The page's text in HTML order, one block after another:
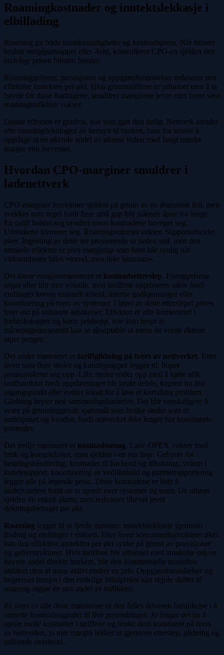
Roamingkostnader og inntektslekkasje i
elbillading
Roaming gir både inntektsmuligheter og kostnadspress. Når bilister
bruker tredjepartsapper eller -kort, kontrollerer CPO-en sjelden den
endelige prisen bilisten betaler.
Roaminggebyrer, provisjoner og oppgjørsforsinkelser reduserer den
effektive inntekten per økt. Hvis grunntariffene er utformet uten å ta
høyde for disse fradragene, smuldrer marginene jevnt etter hvert som
roamingtrafikken vokser.
Denne effekten er gradvis, noe som gjør den farlig. Nettverk utvider
ofte roamingdekningen av hensyn til bruken, bare for senere å
oppdage at en økende andel av øktene bidrar med langt mindre
margin enn forventet.
Hvordan CPO-marginer smuldrer i
ladenettverk
CPO-marginer forsvinner sjelden på grunn av én dramatisk feil, men
svekkes som regel fordi flere små gap blir stående åpne for lenge.
En tariff holder seg uendret mens kostnadene beveger seg.
Unntakene formerer seg. Roamingvolumet vokser. Supportarbeidet
øker. Ingenting av dette ser presserende ut isolert sett, men den
samlede effekten er jevn margintap som først blir synlig når
virksomheten føles «travel, men ikke lønnsom».
Det første erosjonsmønsteret er kostnadsetterslep. Energiprisene
stiger eller blir mer volatile, men tariffene oppdateres sakte fordi
endringer krever manuelt arbeid, interne godkjenninger eller
koordinering på tvers av systemer. I løpet av dette etterslepet prises
hver økt på utdaterte antakelser. Effekten er ofte konsentrert i
forbrukstopper og korte prishopp, noe som betyr at
månedsgjennomsnitt kan se akseptable ut mens de verste øktene
taper penger.
Det andre mønsteret er tariffglidning på tvers av nettverket. Etter
hvert som flere steder og kundegrupper legges til, hoper
prisunntakene seg opp. Like steder ender opp med å kjøre ulik
tariffstruktur fordi oppdateringer ble brukt delvis, kopiert fra feil
utgangspunkt eller endret lokalt for å løse et kortsiktig problem.
Glidning bryter ned sammenlignbarheten. Det blir vanskeligere å
svare på grunnleggende spørsmål som hvilke steder som er
underpriset og hvorfor, fordi nettverket ikke lenger har konsistente
prisregler.
Det tredje mønsteret er kostnadssmug. Lade-OPEX vokser med
bruk og kompleksitet, men sjelden i en ren linje. Gebyrer for
betalingshåndtering, kostnader til backend og tilkobling, volum i
kundesupport, koordinering av vedlikehold og partnerrapportering
legger alle på løpende press. Disse kostnadene er lette å
undervurdere fordi de er spredt over systemer og team. De utløser
sjelden én enkelt alarm, men reduserer likevel jevnt
dekningsbidraget per økt.
Roaming legger til et fjerde mønster: inntektslekkasje gjennom
fradrag og endringer i miksen. Etter hvert som roamingvolumet øker,
kan den effektive inntekten per økt synke på grunn av provisjoner
og gebyrstrukturer. Hvis tariffene ble utformet med antakelse om en
høyere andel direkte brukere, blir den kommersielle modellen
utdatert uten at noen aktivt endrer en pris. Oppgjørsforsinkelser og
begrenset innsyn i den endelige bilistprisen kan skjule skiftet til
roaming utgjør en stor andel av trafikken.
På tvers av alle disse mønstrene er den felles driveren forsinkelse i å
omsette kostnadssignaler til live prisendringer. Jo lenger det tar å
speile reelle kostnader i tariffene og bruke dem konsistent på tvers
av nettverket, jo mer margin lekker ut gjennom etterslep, glidning og
snikende overhead.